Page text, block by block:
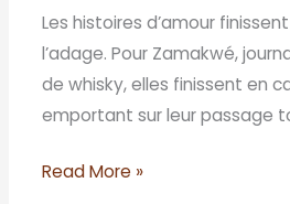
Les histoires d’amour
l’adage. Pour Zamakwé,
de whisky, elles finissent en
emportant sur leur passage
Read More »